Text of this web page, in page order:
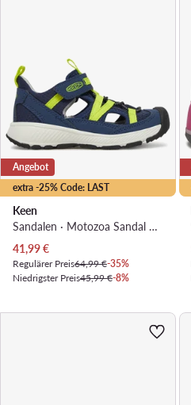
extra -25% Code: LAST
Angebot
Keen
Sandalen · Motozoa Sandal C 1030685 · Dunkelblau
Aktueller Preis
41,99€
Regulärer Preis64,99 €-35%
Niedrigster Preis45,99 €-8%